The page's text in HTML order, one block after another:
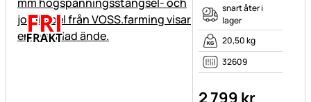
snart åter i
lager
20,50 kg
32609